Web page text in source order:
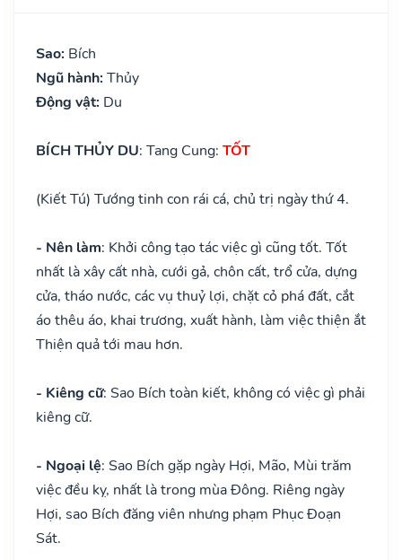
Sao: Bích
Ngũ hành: Thủy
Động vật: Du
BÍCH THỦY DU: Tang Cung: TỐT
(Kiết Tú) Tướng tinh con rái cá, chủ trị ngày thứ 4.
- Nên làm: Khởi công tạo tác việc gì cũng tốt. Tốt
nhất là xây cất nhà, cưới gả, chôn cất, trổ cửa, dựng
cửa, tháo nước, các vụ thuỷ lợi, chặt cỏ phá đất, cắt
áo thêu áo, khai trương, xuất hành, làm việc thiện ắt
Thiện quả tới mau hơn.
- Kiêng cữ: Sao Bích toàn kiết, không có việc gì phải
kiêng cữ.
- Ngoại lệ: Sao Bích gặp ngày Hợi, Mão, Mùi trăm
việc đều kỵ, nhất là trong mùa Đông. Riêng ngày
Hợi, sao Bích đăng viên nhưng phạm Phục Đoạn
Sát.